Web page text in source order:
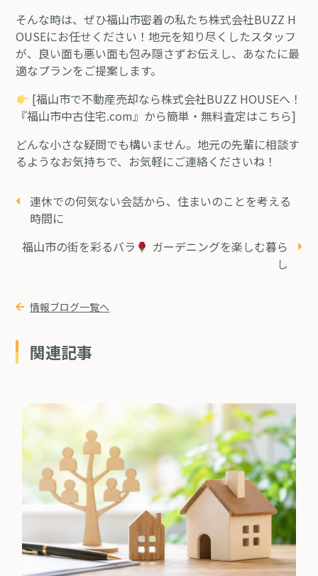
そんな時は、ぜひ福山市密着の私たち株式会社BUZZ H
OUSEにお任せください！地元を知り尽くしたスタッフ
が、良い面も悪い面も包み隠さずお伝えし、あなたに最
適なプランをご提案します。
[福山市で不動産売却なら株式会社BUZZ HOUSEへ！
『福山市中古住宅.com』から簡単・無料査定はこちら]
どんな小さな疑問でも構いません。地元の先輩に相談す
るようなお気持ちで、お気軽にご連絡くださいね！
連休での何気ない会話から、住まいのことを考える
時間に
福山市の街を彩るバラ
ガーデニングを楽しむ暮ら
し
情報ブログ一覧へ
関連記事